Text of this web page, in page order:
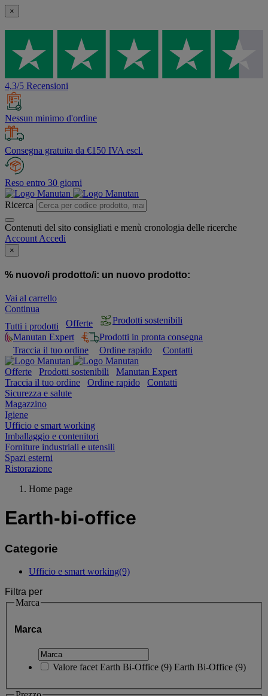
×
4,3/5 Recensioni
Nessun minimo d'ordine
Consegna gratuita da €150 IVA escl.
Reso entro 30 giorni
Ricerca
Contenuti del sito consigliati e menù cronologia delle ricerche
Account Accedi
×
% nuovo/i prodotto/i: un nuovo prodotto:
Vai al carrello
Continua
Tutti i prodotti
Offerte
Prodotti sostenibili
Manutan Expert
Prodotti in pronta consegna
Traccia il tuo ordine
Ordine rapido Contatti
Offerte Prodotti sostenibili
Manutan Expert
Traccia il tuo ordine
Ordine rapido
Contatti
Sicurezza e salute
Magazzino
Igiene
Ufficio e smart working
Imballaggio e contenitori
Forniture industriali e utensili
Spazi esterni
Ristorazione
Home page
Earth-bi-office
Categorie
Ufficio e smart working(9)
Filtra per
Marca
Marca
Valore facet Earth Bi-Office (9) Earth Bi-Office (9)